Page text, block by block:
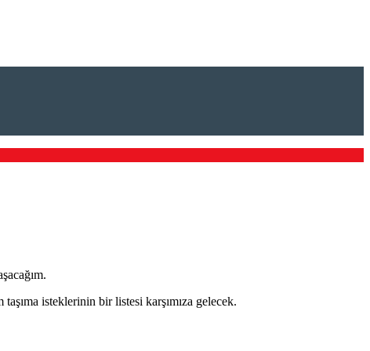
isteklerinin bir listesi karşımıza gelecek.